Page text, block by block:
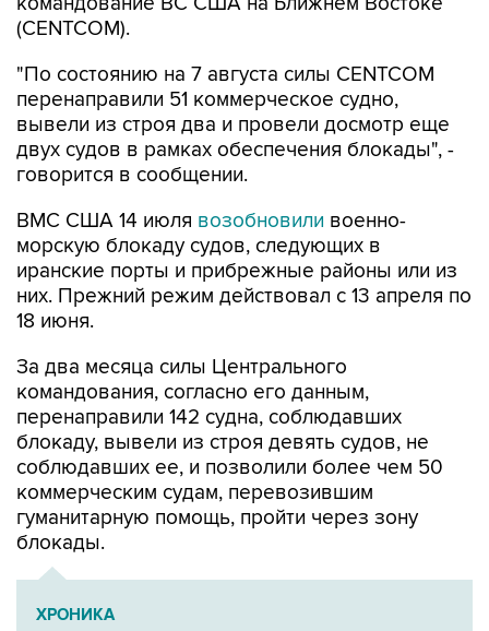
"По состоянию на 7 августа силы CENTCOM
вывели из строя два и провели досмотр еще
двух судов в рамках обеспечения блокады", -
говорится в сообщении.
ВМС США 14 июлявозобновили
иранские порты и прибрежные районы или из
них. Прежний режим действовал с 13 апреля по
18 июня.
За два месяца силы Центрального
перенаправили 142 судна, соблюдавших
блокаду, вывели из строя девять судов, не
соблюдавших ее, и позволили более чем 50
коммерческим судам, перевозившим
гуманитарную помощь, пройти через зону
блокады.
ХРОНИКА
Операция Израиля и США против Ирана